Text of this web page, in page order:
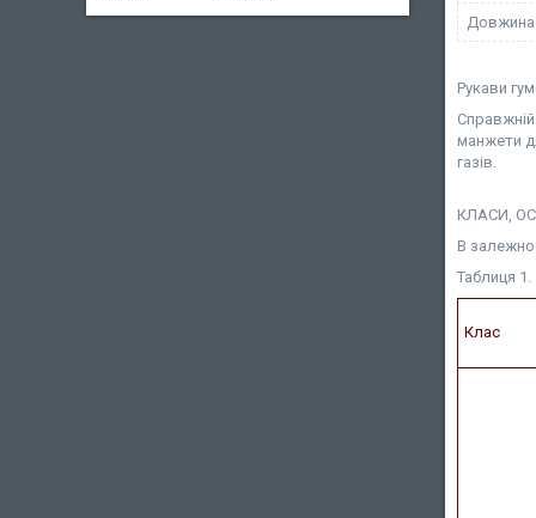
Довжина
Рукави
манжети
газів.
КЛАСИ,
В
Таблиця 1.
Клас